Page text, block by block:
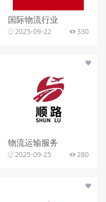
国际物流行业
2025-09-22 330
物流运输服务
2025-09-25 280